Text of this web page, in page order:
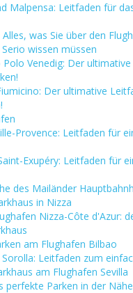
Malpensa: Leitfaden für
was Sie über den
wissen müssen
Venedig: Der
Der ultimative
Provence: Leitfaden für
Exupéry: Leitfaden für
des Mailänder
in Nizza
Nizza-Côte d'Azur:
am Flughafen Bilbao
Leitfaden zum
am Flughafen Sevilla
perfekte Parken in der